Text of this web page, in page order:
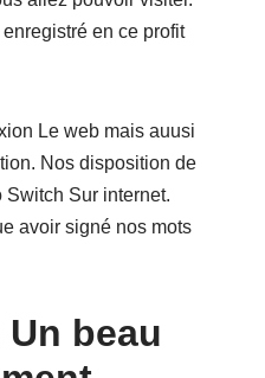
en ce profit
Le web mais auusi
Nos disposition de
Sur internet.
avoir signé nos mots
beau